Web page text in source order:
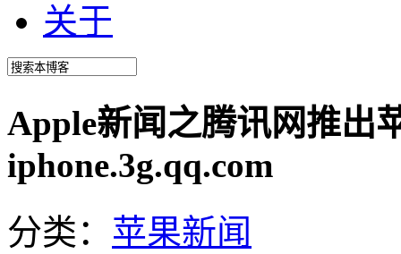
关于
Apple新闻之腾讯网推出
iphone.3g.qq.com
分类： 苹果新闻